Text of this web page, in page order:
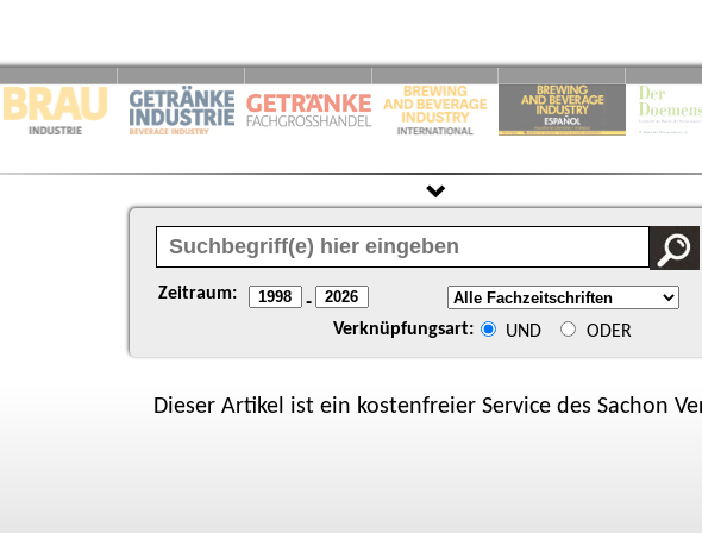
Zeitraum: -
Verknüpfungsart: UND ODER
Dieser Artikel ist ein kostenfreier Service des Sachon